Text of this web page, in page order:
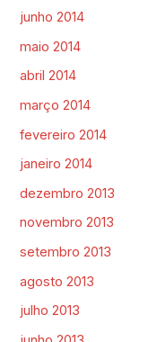
junho 2014
maio 2014
abril 2014
março 2014
fevereiro 2014
janeiro 2014
dezembro 2013
novembro 2013
setembro 2013
agosto 2013
julho 2013